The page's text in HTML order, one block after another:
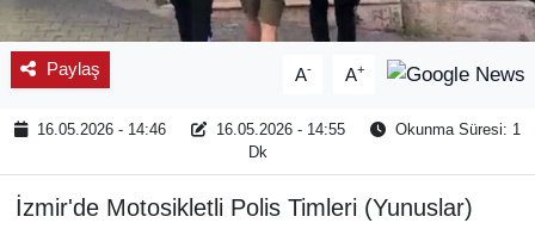
Paylaş A- A+
16.05.2026 - 14:46 16.05.2026 - 14:55
Okunma Süresi: 1
Dk
İzmir'de Motosikletli Polis Timleri (Yunuslar)